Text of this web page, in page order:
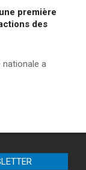
première
des
nationale a